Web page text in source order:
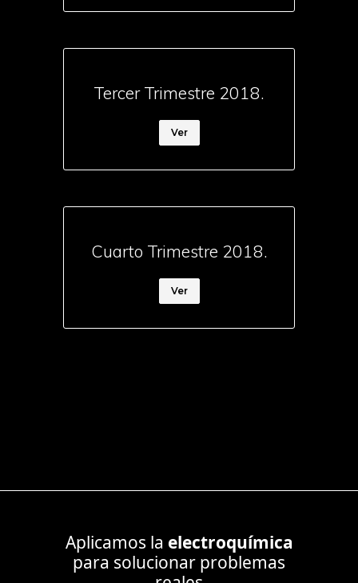
Tercer Trimestre 2018.
Ver
Cuarto Trimestre 2018.
Ver
Aplicamos la electroquímica
para solucionar problemas